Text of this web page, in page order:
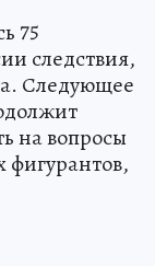
75
следствия,
Следующее
на вопросы
фигурантов,